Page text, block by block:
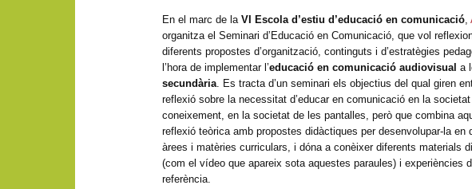
En el marc de laVI Escola d’estiu d’educació en comunicació ,
organitza el Seminari d’Educació en Comunicació, que vol
diferents propostes d’organització, continguts i d’estratègies
l’hora de implementar l’educació en comunicació audiovisual a
secundària . Es tracta d’un seminari els objectius del qual giren
reflexió sobre la necessitat d’educar en comunicació en la societat
coneixement, en la societat de les pantalles, però que combina
reflexió teòrica amb propostes didàctiques per desenvolupar-la en
àrees i matèries curriculars, i dóna a conèixer diferents materials
(com el vídeo que apareix sota aquestes paraules) i experiències
referència.